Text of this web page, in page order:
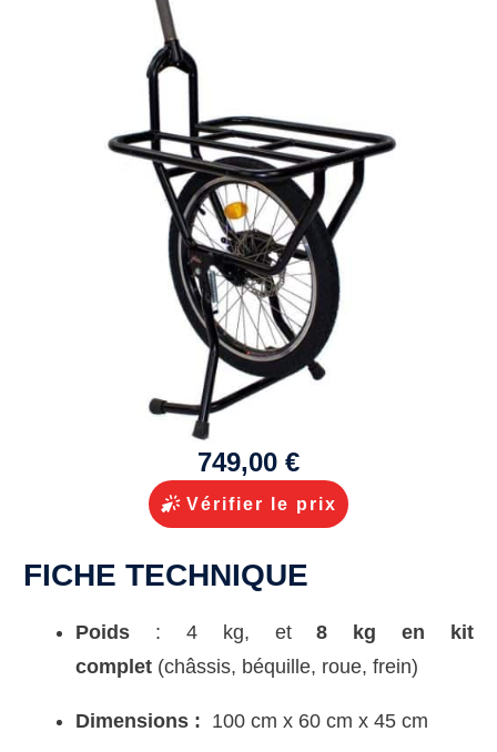
749,00 €
Vérifier le prix
FICHE TECHNIQUE
Poids : 4 kg, et8 kg en kit
complet (châssis, béquille, roue, frein)
Dimensions : 100 cm x 60 cm x 45 cm